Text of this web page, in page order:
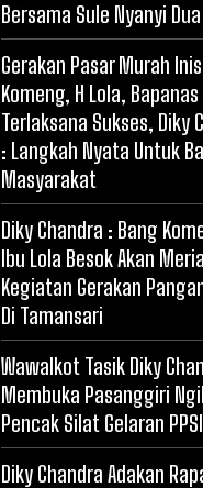
Bersama Sule Nyanyi
Gerakan Pasar Murah
Komeng, H Lola, Bapanas
Terlaksana Sukses, Diky
: Langkah Nyata Untuk
Masyarakat
Diky Chandra : Bang
Ibu Lola Besok Akan
Kegiatan Gerakan
Di Tamansari
Wawalkot Tasik Diky
Membuka Pasanggiri
Pencak Silat Gelaran PPSI
Diky Chandra Adakan